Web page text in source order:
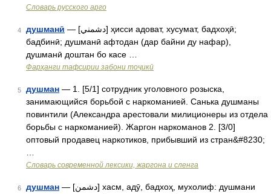
Словарь русского арго
4 душманӣ — [دشمني] ҳисси адоват, хусумат, бадхоҳӣ;
бадбинӣ; душманӣ афтодан (дар байни ду нафар),
душманӣ доштан бо касе …
Фарҳанги тафсирии забони тоҷикӣ
5 душман — 1. [5/1] сотрудник уголовного розыска,
занимающийся борьбой с наркоманией. Санька душманы
повинтили (Александра арестовали милиционеры из отдела
борьбы с наркоманией). Жаргон наркоманов 2. [3/0]
оптовый продавец наркотиков, прибывший из стран&#8230;
Cловарь современной лексики, жаргона и сленга
6 душман — [دشمن] хасм, адӯ, бадхоҳ, мухолиф: душмани